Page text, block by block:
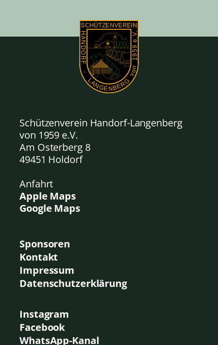
Schützenverein Handorf-Langenberg
von 1959 e.V.
Am Osterberg 8
49451 Holdorf
Anfahrt
Apple Maps
Google Maps
Sponsoren
Kontakt
Impressum
Datenschutzerklärung
Instagram
Facebook
WhatsApp-Kanal